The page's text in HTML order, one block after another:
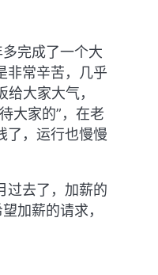
完成了一个大
非常辛苦，几乎
大家大气，
大家的”，在老
了，运行也慢慢
过去了，加薪的
加薪的请求，